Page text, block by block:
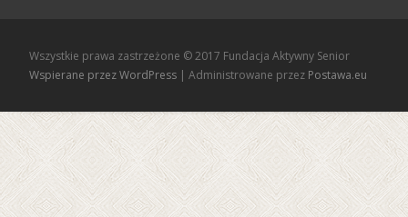
Wszystkie prawa zastrzeżone © 2017 Fundacja Aktywny Senior
Wspierane przez WordPress | Administrowane przez Postawa.eu